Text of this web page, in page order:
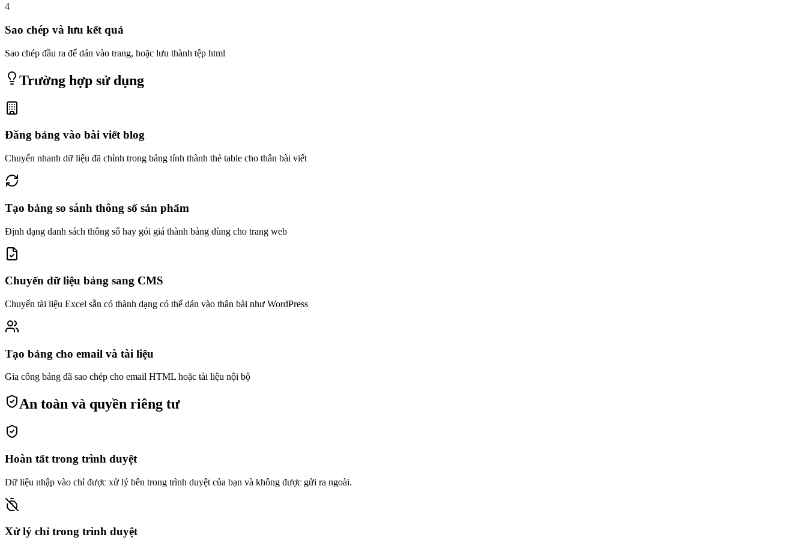
4
Sao chép và lưu kết quả
Sao chép đầu ra để dán vào trang, hoặc lưu thành tệp html
Trường hợp sử dụng
Đăng bảng vào bài viết blog
Chuyển nhanh dữ liệu đã chỉnh trong bảng tính thành thẻ table cho thân bài viết
Tạo bảng so sánh thông số sản phẩm
Định dạng danh sách thông số hay gói giá thành bảng dùng cho trang web
Chuyển dữ liệu bảng sang CMS
Chuyển tài liệu Excel sẵn có thành dạng có thể dán vào thân bài như WordPress
Tạo bảng cho email và tài liệu
Gia công bảng đã sao chép cho email HTML hoặc tài liệu nội bộ
An toàn và quyền riêng tư
Hoàn tất trong trình duyệt
Dữ liệu nhập vào chỉ được xử lý bên trong trình duyệt của bạn và không được gửi ra ngoài.
Xử lý chỉ trong trình duyệt